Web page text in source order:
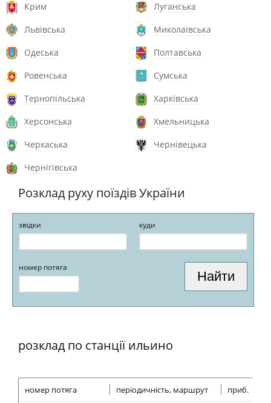
Крим
Луганська
Львівська
Миколаївська
Одеська
Полтавська
Ровенська
Сумська
Тернопільська
Харківська
Херсонська
Хмельницька
Черкаська
Чернівецька
Чернігівська
Розклад руху поїздів України
звідки куди
номер потяга
розклад по станції ильино
номер потяга періодичність, маршрут приб.